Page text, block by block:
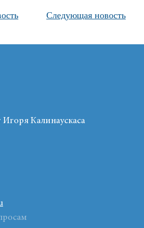
Продукты
Ссылки
Следующая новость
Калинаускаса